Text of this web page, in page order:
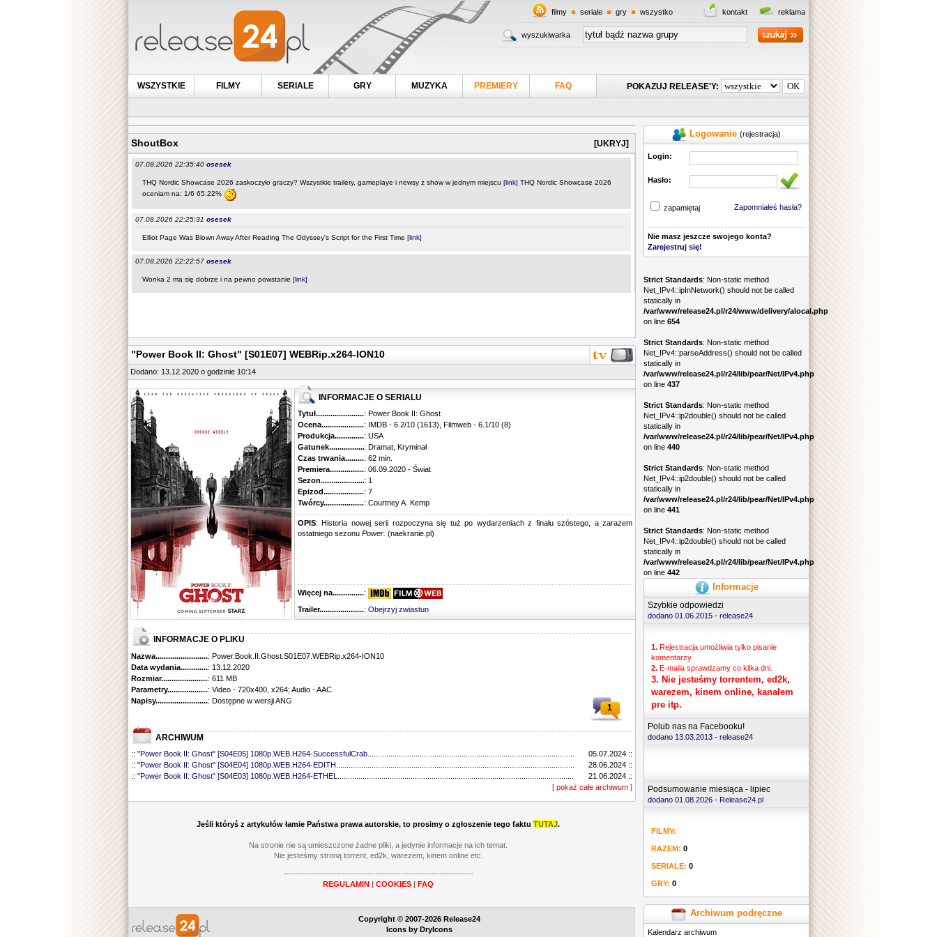
reklama
kontakt
filmy seriale gry wszystko
wyszukiwarka
POKAZUJ RELEASE'Y:
WSZYSTKIE FILMY SERIALE GRY MUZYKA PREMIERY FAQ
Logowanie (rejestracja)
Login:
Hasło:
Zapomniałeś hasła?
zapamiętaj
Nie masz jeszcze swojego konta?
Zarejestruj się!
Strict Standards: Non-static method
Net_IPv4::ipInNetwork() should not be called
statically in
/var/www/release24.pl/r24/www/delivery/alocal.php
on line 654
Strict Standards: Non-static method
Net_IPv4::parseAddress() should not be called
statically in
/var/www/release24.pl/r24/lib/pear/Net/IPv4.php
on line 437
Strict Standards: Non-static method
Net_IPv4::ip2double() should not be called
statically in
/var/www/release24.pl/r24/lib/pear/Net/IPv4.php
on line 440
Strict Standards: Non-static method
Net_IPv4::ip2double() should not be called
statically in
/var/www/release24.pl/r24/lib/pear/Net/IPv4.php
on line 441
Strict Standards: Non-static method
Net_IPv4::ip2double() should not be called
statically in
/var/www/release24.pl/r24/lib/pear/Net/IPv4.php
on line 442
Informacje
Szybkie odpowiedzi
dodano 01.06.2015 - release24
1. Rejestracja umożliwia tylko pisanie
komentarzy.
2. E-maila sprawdzamy co kilka dni.
3. Nie jesteśmy torrentem, ed2k,
warezem, kinem online, kanałem
pre itp.
Polub nas na Facebooku!
dodano 13.03.2013 - release24
Podsumowanie miesiąca - lipiec
dodano 01.08.2026 - Release24.pl
FILMY:
RAZEM: 0
SERIALE: 0
GRY: 0
Archiwum podręczne
Kalendarz archiwum
[UKRYJ]
ShoutBox
"Power Book II: Ghost" [S01E07] WEBRip.x264-ION10
Dodano: 13.12.2020 o godzinie 10:14
INFORMACJE O SERIALU
Tytuł............................................
: Power Book II: Ghost
Ocena.............................................: IMDB - 6.2/10 (1613), Filmweb - 6.1/10 (8)
Produkcja.........................................
: USA
Gatunek...........................................
: Dramat, Kryminał
Czas trwania......................................
: 62 min.
Premiera..........................................
: 06.09.2020 - Świat
Sezon.............................................
: 1
Epizod............................................
: 7
Twórcy...........................................
: Courtney A. Kemp
OPIS: Historia nowej serii rozpoczyna się tuż po wydarzeniach z finału szóstego, a zarazem
ostatniego sezonu Power. (naekranie.pl)
Więcej na........................................
:
Trailer...........................................
: Obejrzyj zwiastun
INFORMACJE O PLIKU
Nazwa.............................................: Power.Book.II.Ghost.S01E07.WEBRip.x264-ION10
Data wydania......................................
: 13.12.2020
Rozmiar...........................................
: 611 MB
Parametry.........................................: Video - 720x400, x264; Audio - AAC
Napisy............................................: Dostępne w wersji ANG
1
ARCHIWUM
:: "Power Book II: Ghost" [S04E05] 1080p.WEB.H264-SuccessfulCrab ..................................................................................................................................
05.07.2024 ::
:: "Power Book II: Ghost" [S04E04] 1080p.WEB.H264-EDITH ..................................................................................................................................28.06.2024 ::
:: "Power Book II: Ghost" [S04E03] 1080p.WEB.H264-ETHEL ..................................................................................................................................21.06.2024 ::
..................................................................................................................................14.06.2024 ::
"Power Book II: Ghost" [S03E09] 1080p.WEB.H264-CAKES ..................................................................................................................................
"Power Book II: Ghost" [S03E07] 1080p.WEB.H264-CAKES..................................................................................................................................
"Power Book II: Ghost" [S03E06] 1080p.WEB.H264-CAKES..................................................................................................................................
"Power Book II: Ghost" [S03E04] 1080p.WEB.H264-CAKES..................................................................................................................................
"Power Book II: Ghost" [S03E03] 1080p.WEB.H264-CAKES..................................................................................................................................
"Power Book II: Ghost" [S02E10] 720p.WEB.H264-CAKES ..................................................................................................................................
::"Power Book II: Ghost" [S02E09] 720p.WEB.H264-GLHF ..................................................................................................................................
[ pokaż całe archiwum ]
Jeśli któryś z artykułów łamie Państwa prawa autorskie, to prosimy o zgłoszenie tego faktu TUTAJ.
Na stronie nie są umieszczone żadne pliki, a jedynie informacje na ich temat.
Nie jesteśmy stroną torrent, ed2k, warezem, kinem online etc.
--------------------------------------------------------------------
REGULAMIN
COOKIES FAQ
Copyright © 2007-2026 Release24
Icons by DryIcons